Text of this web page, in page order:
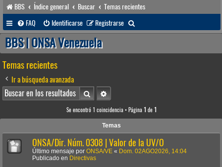
BBS Índice general Buscar
Temas recientes
FAQ
Identificarse Registrarse
u
BBS | ONSA Venezuela
Temas recientes
Ir a búsqueda avanzada
BuscarBúsqueda avanzada
Se encontró 1 coincidencia • Página 1 de 1
Temas
ONSA/Dir. Núm. 0308 | Valor de la UV/O
Último mensaje por ONSA/VE « Dom. 02AGO2026, 14:04
Publicado en Directivas